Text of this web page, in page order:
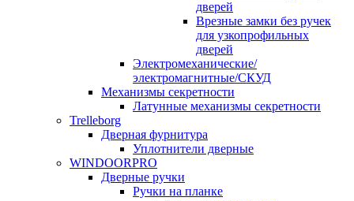
дверей
Врезные замки без ручек
для узкопрофильных
дверей
Электромеханические/
электромагнитные/СКУД
Механизмы секретности
Латунные механизмы секретности
Trelleborg
Дверная фурнитура
Уплотнители дверные
WINDOORPRO
Дверные ручки
Ручки на планке